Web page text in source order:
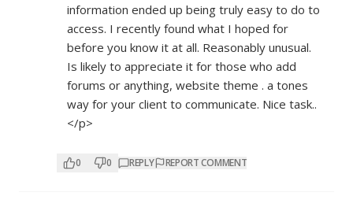
information ended up being truly easy to do to
access. I recently found what I hoped for
before you know it at all. Reasonably unusual.
Is likely to appreciate it for those who add
forums or anything, website theme . a tones
way for your client to communicate. Nice task..
</p>
0 0 REPLY REPORT COMMENT